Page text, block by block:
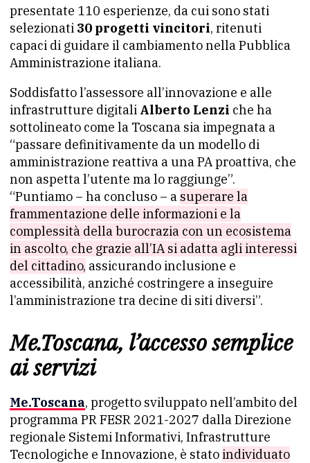
presentate 110 esperienze, da cui sono stati
selezionati 30 progetti vincitori, ritenuti
capaci di guidare il cambiamento nella Pubblica
Amministrazione italiana.
Soddisfatto l’assessore all’innovazione e alle
infrastrutture digitali Alberto Lenzi che ha
sottolineato come la Toscana sia impegnata a
“passare definitivamente da un modello di
amministrazione reattiva a una PA proattiva, che
non aspetta l’utente ma lo raggiunge”.
“Puntiamo – ha concluso – a superare la
frammentazione delle informazioni e la
complessità della burocrazia con un ecosistema
in ascolto, che grazie all’IA si adatta agli interessi
del cittadino, assicurando inclusione e
accessibilità, anziché costringere a inseguire
l’amministrazione tra decine di siti diversi”.
Me.Toscana, l’accesso semplice
ai servizi
Me.Toscana, progetto sviluppato nell’ambito del
programma PR FESR 2021-2027 dalla Direzione
regionale Sistemi Informativi, Infrastrutture
Tecnologiche e Innovazione, è statoindividuato